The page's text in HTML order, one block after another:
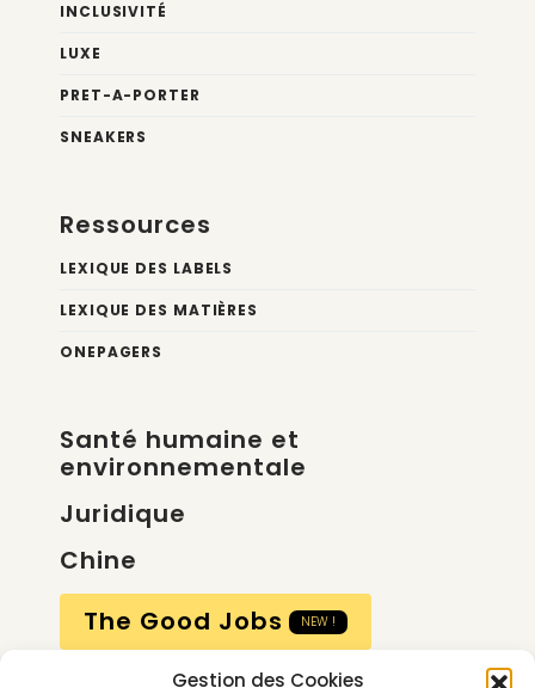
Gestion des Cookies
INCLUSIVITÉ
LUXE
PRET-A-PORTER
SNEAKERS
Ressources
LEXIQUE DES LABELS
LEXIQUE DES MATIÈRES
ONEPAGERS
Santé humaine et
environnementale
Juridique
Chine
The Good Jobs
NEW !